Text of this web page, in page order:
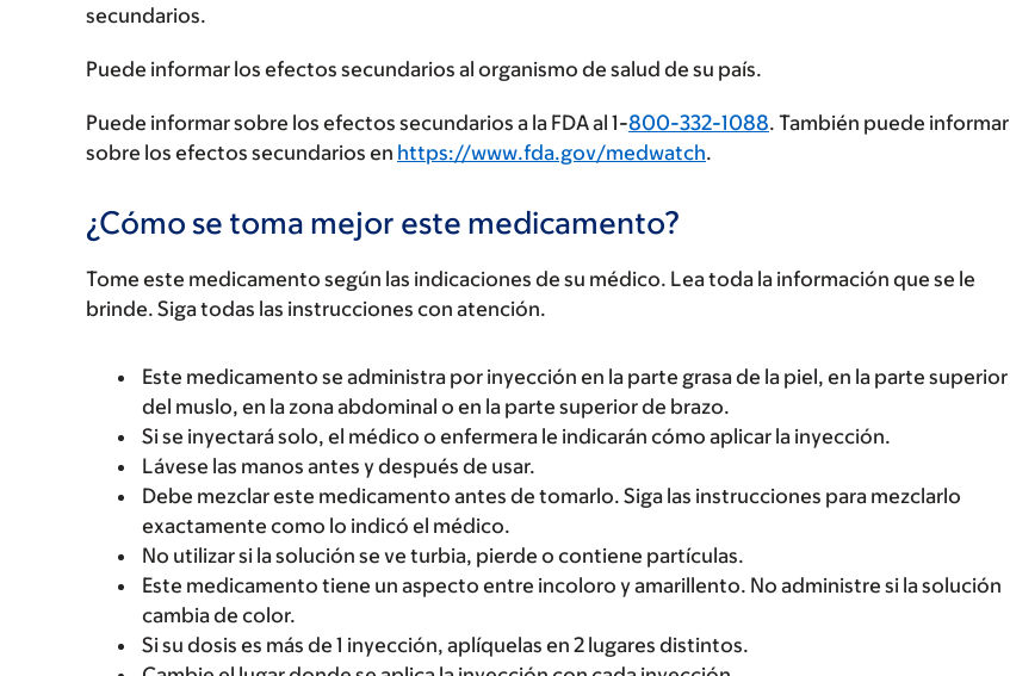
secundarios.
Puede informar los efectos secundarios al organismo de salud de su país.
Puede informar sobre los efectos secundarios a la FDA al 1-800-332-1088. También puede informar
sobre los efectos secundarios en https://www.fda.gov/medwatch.
¿Cómo se toma mejor este medicamento?
Tome este medicamento según las indicaciones de su médico. Lea toda la información que se le
brinde. Siga todas las instrucciones con atención.
Este medicamento se administra por inyección en la parte grasa de la piel, en la parte superior
del muslo, en la zona abdominal o en la parte superior de brazo.
Si se inyectará solo, el médico o enfermera le indicarán cómo aplicar la inyección.
Lávese las manos antes y después de usar.
Debe mezclar este medicamento antes de tomarlo. Siga las instrucciones para mezclarlo
exactamente como lo indicó el médico.
No utilizar si la solución se ve turbia, pierde o contiene partículas.
Este medicamento tiene un aspecto entre incoloro y amarillento. No administre si la solución
cambia de color.
Si su dosis es más de 1 inyección, aplíquelas en 2 lugares distintos.